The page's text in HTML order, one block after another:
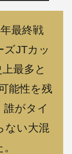
最終戦
ズJTカッ
最多と
能性を残
がタイ
ない大混